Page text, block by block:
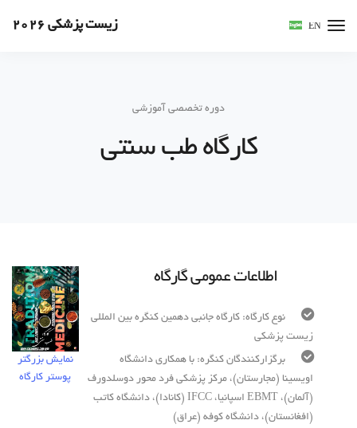
زیست پزشکی 2026 EN
دوره تخصصی آموزشی
کارگاه طب سنتی
نمایش بزرگتر
پوستر کارگاه
اطلاعات عمومی گارگاه
نوع کارگاه: کارگاه جانبی دهمین کنگره بین المللی
زیست پزشکی
برگزارکنندگان کنگره: با همکاری دانشگاه
اویسینا (مجارستان)، مرکز پزشکی فرد محور دوسلدورف
(آلمان)، EBMT اسپانیا، IFCC (کانادا)، دانشگاه کاتب
(افغانستان)، دانشگاه کوفه (عراق)